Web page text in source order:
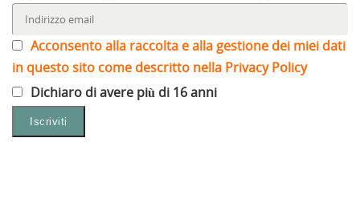
Acconsento alla raccolta e alla gestione dei miei dati
in questo sito come descritto nella Privacy Policy
Dichiaro di avere più di 16 anni